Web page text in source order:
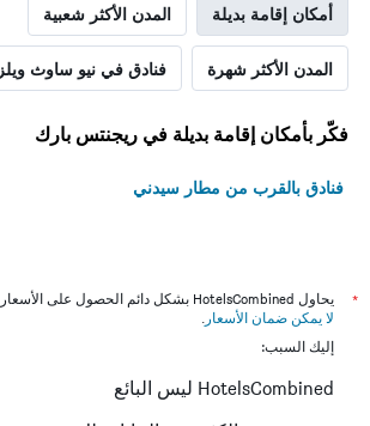
أمكان إقامة بديلة المدن الأكثر شعبية
المدن الأكثر شهرة فنادق في نيو ساوث ويلز
فكّر بأمكان إقامة بديلة في ريجنتس بارك
فنادق بالقرب من مطار سيدني
*
يحاول HotelsCombined بشكل دائم الحصول على الأسعار الدقيقة، ولكن
لا يمكن ضمان الأسعار .
إليك السبب:
HotelsCombined ليس البائع